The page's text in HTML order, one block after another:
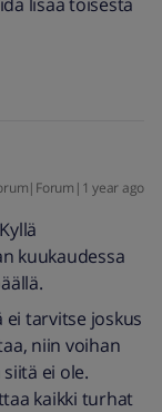
year ago
kuukaudessa
tarvitse joskus
niin voihan
ei ole.
kaikki turhat